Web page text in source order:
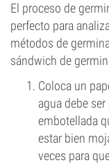
El proceso de
perfecto para
métodos de
sándwich de
Coloca un
agua debe
embotellada
estar bien
veces para